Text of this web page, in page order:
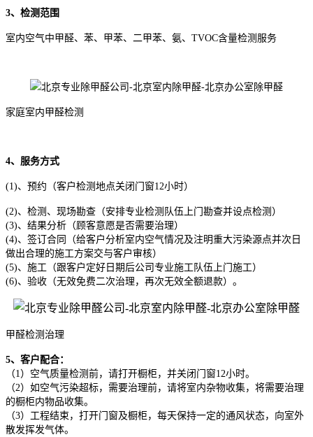
3、检测范围
室内空气中甲醛、苯、甲苯、二甲苯、氨、TVOC含量检测服务
家庭室内甲醛检测
4、服务方式
(1)、预约（客户检测地点关闭门窗12小时）
(2)、检测、现场勘查（安排专业检测队伍上门勘查并设点检测）
(3)、结果分析（顾客意愿是否需要治理）
(4)、签订合同（给客户分析室内空气情况及注明重大污染源点并次日
做出合理的施工方案交与客户审核）
(5)、施工（跟客户定好日期后公司专业施工队伍上门施工）
(6)、验收（无效免费二次治理，再次无效全额退款）。
甲醛检测治理
5、客户配合：
（1）空气质量检测前，请打开橱柜，并关闭门窗12小时。
（2）如空气污染超标，需要治理前，请将室内杂物收集，将需要治理
的橱柜内物品收集。
（3）工程结束，打开门窗及橱柜，每天保持一定的通风状态，向室外
散发挥发气体。